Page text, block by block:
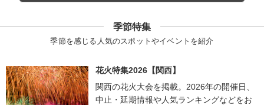
季節特集
季節を感じる人気のスポットやイベントを紹介
花火特集2026【関西】
関西の花火大会を掲載。2026年の開催日、
中止・延期情報や人気ランキングなどをお